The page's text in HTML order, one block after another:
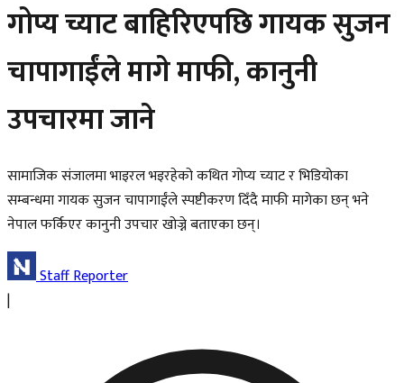
गोप्य च्याट बाहिरिएपछि गायक सुजन
चापागाईंले मागे माफी, कानुनी
उपचारमा जाने
सामाजिक संजालमा भाइरल भइरहेको कथित गोप्य च्याट र भिडियोका
सम्बन्धमा गायक सुजन चापागाईंले स्पष्टीकरण दिँदै माफी मागेका छन् भने
नेपाल फर्किएर कानुनी उपचार खोज्ने बताएका छन्।
Staff Reporter
|